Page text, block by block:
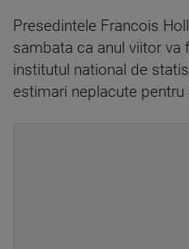
Presedintele Francois
sambata ca anul viitor va
institutul national de
estimari neplacute